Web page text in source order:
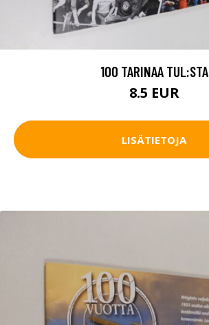
100 TARINAA TUL:STA
8.5 EUR
LISÄTIETOJA